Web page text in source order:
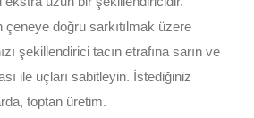
çeneye doğru sarkıtılmak üzere
şekillendirici tacın etrafına sarın ve
ile uçları sabitleyin. İstediğiniz
toptan üretim.